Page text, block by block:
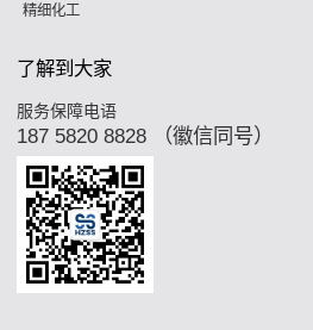
精细化工
了解到大家
服务保障电语
187 5820 8828 （徽信同号）